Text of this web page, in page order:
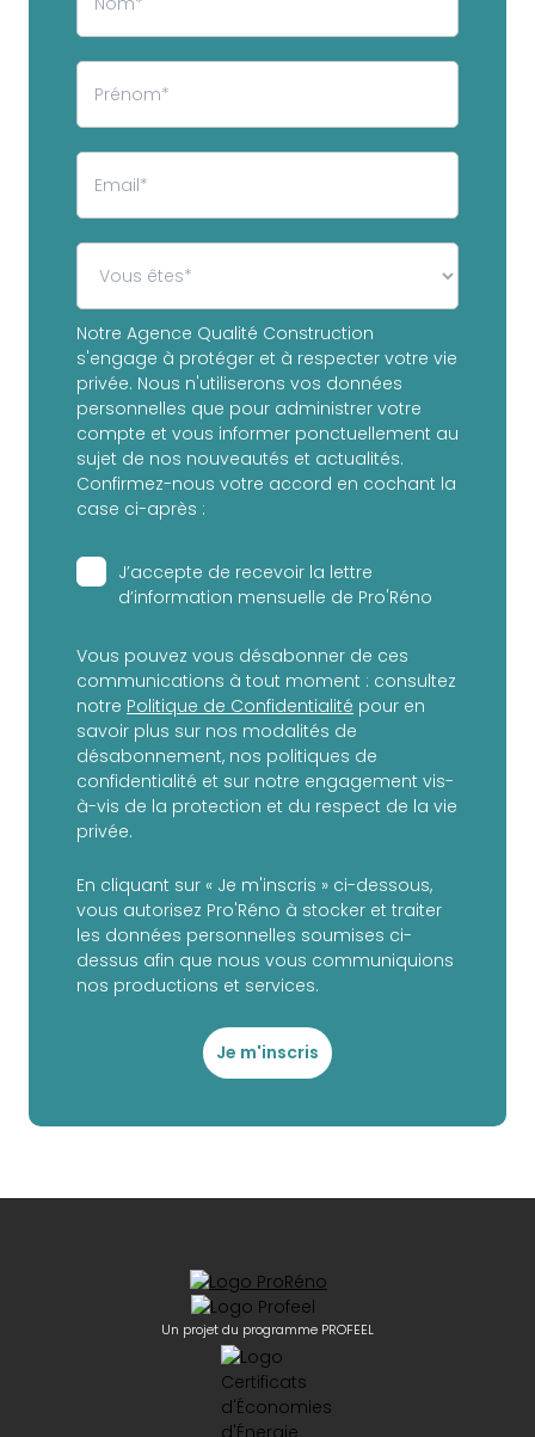
Notre Agence Qualité Construction
s'engage à protéger et à respecter votre vie
privée. Nous n'utiliserons vos données
personnelles que pour administrer votre
compte et vous informer ponctuellement au
sujet de nos nouveautés et actualités.
Confirmez-nous votre accord en cochant la
case ci-après :
J’accepte de recevoir la lettre
d’information mensuelle de Pro'Réno
Vous pouvez vous désabonner de ces
communications à tout moment : consultez
notre Politique de Confidentialité pour en
savoir plus sur nos modalités de
désabonnement, nos politiques de
confidentialité et sur notre engagement vis-
à-vis de la protection et du respect de la vie
privée.
En cliquant sur « Je m'inscris » ci-dessous,
vous autorisez Pro'Réno à stocker et traiter
les données personnelles soumises ci-
dessus afin que nous vous communiquions
nos productions et services.
Je m'inscris
Un projet du programme PROFEEL